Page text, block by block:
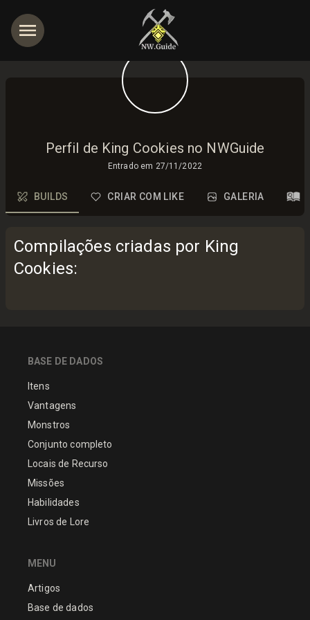
Perfil de King Cookies no NWGuide
Entrado em 27/11/2022
BUILDS CRIAR COM LIKE GALERIA
Compilações criadas por King
Cookies:
BASE DE DADOS
Itens
Vantagens
Monstros
Conjunto completo
Locais de Recurso
Missões
Habilidades
Livros de Lore
MENU
Artigos
Base de dados